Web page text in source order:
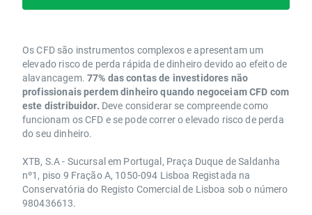
Os CFD são instrumentos complexos e apresentam um
elevado risco de perda rápida de dinheiro devido ao efeito de
alavancagem. 77% das contas de investidores não
profissionais perdem dinheiro quando negoceiam CFD com
este distribuidor. Deve considerar se compreende como
funcionam os CFD e se pode correr o elevado risco de perda
do seu dinheiro.
XTB, S.A - Sucursal em Portugal, Praça Duque de Saldanha
nº1, piso 9 Fração A, 1050-094 Lisboa Registada na
Conservatória do Registo Comercial de Lisboa sob o número
980436613.